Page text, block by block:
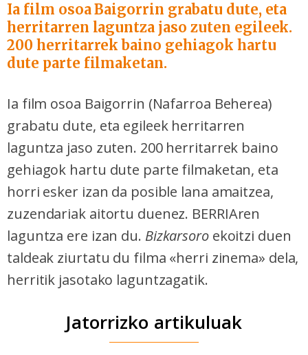
Ia film osoa Baigorrin grabatu dute, eta
herritarren laguntza jaso zuten egileek.
200 herritarrek baino gehiagok hartu
dute parte filmaketan.
Ia film osoa Baigorrin (Nafarroa Beherea)
grabatu dute, eta egileek herritarren
laguntza jaso zuten. 200 herritarrek baino
gehiagok hartu dute parte filmaketan, eta
horri esker izan da posible lana amaitzea,
zuzendariak aitortu duenez. BERRIAren
laguntza ere izan du. Bizkarsoro ekoitzi duen
taldeak ziurtatu du filma «herri zinema» dela,
herritik jasotako laguntzagatik.
Jatorrizko artikuluak